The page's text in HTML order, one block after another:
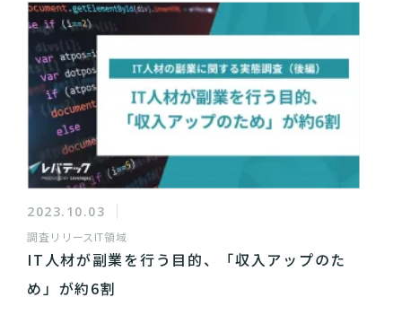
2023.10.03
調査リリース IT領域
IT人材が副業を行う目的、「収入アップのた
め」が約6割